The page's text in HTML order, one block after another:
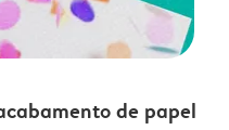
de papel